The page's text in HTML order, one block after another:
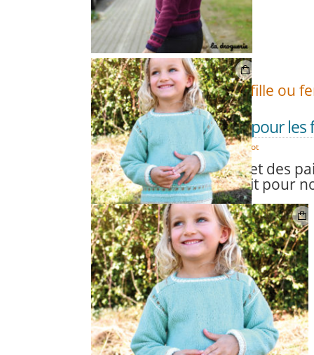
Alors, plutôt fille ou
DÉC
08
On adore tricoter pour les
Duvet d'Anjou Modèles tricot
Des rayures et des
c’est le combo parfait pour